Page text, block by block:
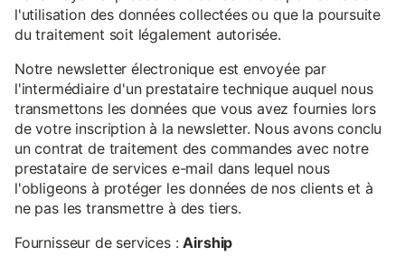
l'utilisation des données collectées ou que la poursuite
du traitement soit légalement autorisée.
Notre newsletter électronique est envoyée par
l'intermédiaire d'un prestataire technique auquel nous
transmettons les données que vous avez fournies lors
de votre inscription à la newsletter. Nous avons conclu
un contrat de traitement des commandes avec notre
prestataire de services e-mail dans lequel nous
l'obligeons à protéger les données de nos clients et à
ne pas les transmettre à des tiers.
Fournisseur de services :Airship